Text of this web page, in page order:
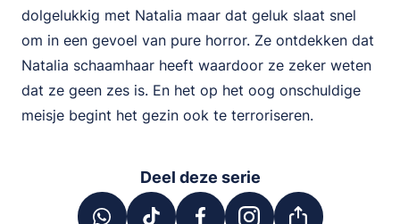
dolgelukkig met Natalia maar dat geluk slaat snel
om in een gevoel van pure horror. Ze ontdekken dat
Natalia schaamhaar heeft waardoor ze zeker weten
dat ze geen zes is. En het op het oog onschuldige
meisje begint het gezin ook te terroriseren.
Deel deze serie